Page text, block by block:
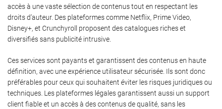
accès à une vaste sélection de contenus tout en respectant les
droits d’auteur. Des plateformes comme Netflix, Prime Video,
Disney+, et Crunchyroll proposent des catalogues riches et
diversifiés sans publicité intrusive.
Ces services sont payants et garantissent des contenus en haute
définition, avec une expérience utilisateur sécurisée. Ils sont donc
préférables pour ceux qui souhaitent éviter les risques juridiques ou
techniques. Les plateformes légales garantissent aussi un support
client fiable et un accès à des contenus de qualité, sans les